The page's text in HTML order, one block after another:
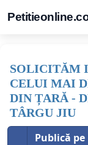
SOLICITĂM
CELUI MAI
DIN ȚARĂ -
TÂRGU JIU
Publică pe